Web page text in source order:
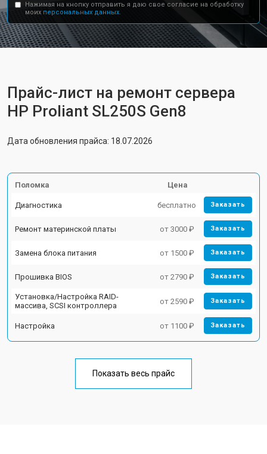
Нажимая на кнопку отправить я даю свое согласие на обработку
моих персональных данных.
Прайс-лист на ремонт сервера
HP Proliant SL250S Gen8
Дата обновления прайса: 18.07.2026
Поломка Цена
Диагностика бесплатно Заказать
Ремонт материнской платы от 3000 ₽ Заказать
Замена блока питания от 1500 ₽ Заказать
Прошивка BIOS от 2790 ₽ Заказать
Установка/Настройка RAID-
массива, SCSI контроллера
от 2590 ₽ Заказать
Настройка от 1100 ₽ Заказать
Показать весь прайс